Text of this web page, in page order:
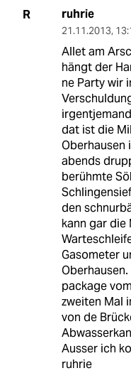
R ruhrie
21.11.2013,
Allet am
hängt der
ne Party wir
dat ist die
Oberhausen
abends
berühmte
den
kann gar die
Gasometer
package
zweiten Mal
von de
Ausser ich
ruhrie